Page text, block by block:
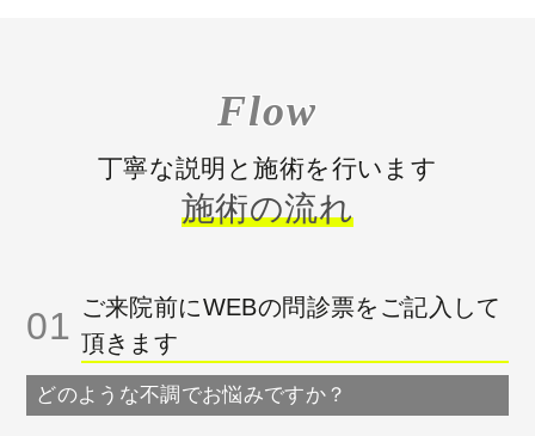
Flow
丁寧な説明と施術を行います
施術の流れ
01 ご来院前にWEBの問診票をご記入して
頂きます
どのような不調でお悩みですか？